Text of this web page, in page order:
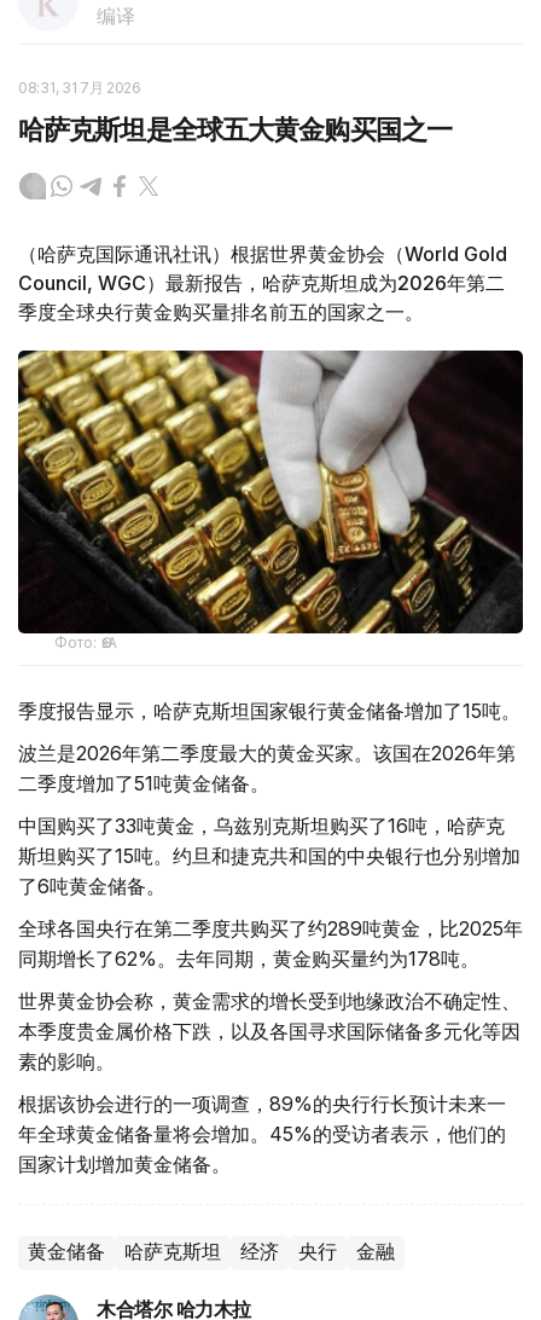
编译
08:31, 31 7月 2026
哈萨克斯坦是全球五大黄金购买国之一
（哈萨克国际通讯社讯）根据世界黄金协会（World Gold
Council, WGC）最新报告，哈萨克斯坦成为2026年第二
季度全球央行黄金购买量排名前五的国家之一。
Фото: ӨзА
季度报告显示，哈萨克斯坦国家银行黄金储备增加了15吨。
波兰是2026年第二季度最大的黄金买家。该国在2026年第
二季度增加了51吨黄金储备。
中国购买了33吨黄金，乌兹别克斯坦购买了16吨，哈萨克
斯坦购买了15吨。约旦和捷克共和国的中央银行也分别增加
了6吨黄金储备。
全球各国央行在第二季度共购买了约289吨黄金，比2025年
同期增长了62%。去年同期，黄金购买量约为178吨。
世界黄金协会称，黄金需求的增长受到地缘政治不确定性、
本季度贵金属价格下跌，以及各国寻求国际储备多元化等因
素的影响。
根据该协会进行的一项调查，89%的央行行长预计未来一
年全球黄金储备量将会增加。45%的受访者表示，他们的
国家计划增加黄金储备。
黄金储备 哈萨克斯坦 经济 央行 金融
木合塔尔 哈力木拉